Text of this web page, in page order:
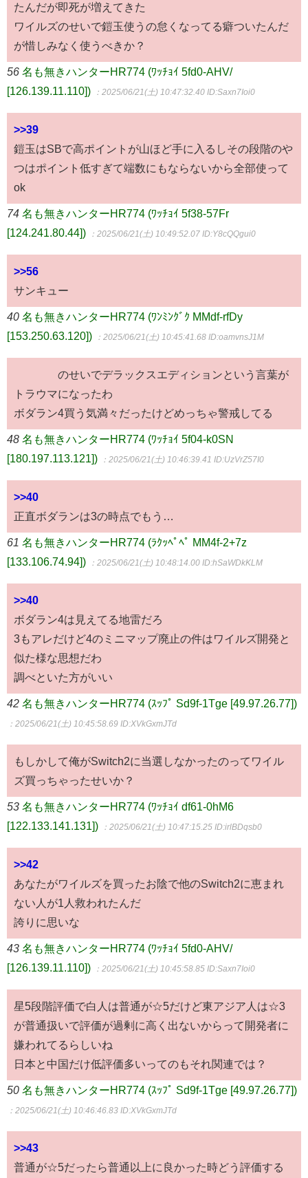
たんだが即死が増えてきた
ワイルズのせいで鎧玉使うの怠くなってる癖ついたんだ
が惜しみなく使うべきか？
56 名も無きハンターHR774 (ﾜｯﾁｮｲ 5fd0-AHV/
[126.139.11.110])
：2025/06/21(土) 10:47:32.40 ID:Saxn7Ioi0
>>39
鎧玉はSBで高ポイントが山ほど手に入るしその段階のや
つはポイント低すぎて端数にもならないから全部使って
ok
74 名も無きハンターHR774 (ﾜｯﾁｮｲ 5f38-57Fr
[124.241.80.44])
：2025/06/21(土) 10:49:52.07 ID:Y8cQQgui0
>>56
サンキュー
40 名も無きハンターHR774 (ﾜﾝﾐﾝｸﾞｸ MMdf-rfDy
[153.250.63.120])
：2025/06/21(土) 10:45:41.68 ID:oamvnsJ1M
のせいでデラックスエディションという言葉が
トラウマになったわ
ボダラン4買う気満々だったけどめっちゃ警戒してる
48 名も無きハンターHR774 (ﾜｯﾁｮｲ 5f04-k0SN
[180.197.113.121])
：2025/06/21(土) 10:46:39.41 ID:UzVrZ57I0
>>40
正直ボダランは3の時点でもう…
61 名も無きハンターHR774 (ﾗｸｯﾍﾟﾍﾟ MM4f-2+7z
[133.106.74.94])
：2025/06/21(土) 10:48:14.00 ID:hSaWDkKLM
>>40
ボダラン4は見えてる地雷だろ
3もアレだけど4のミニマップ廃止の件はワイルズ開発と
似た様な思想だわ
調べといた方がいい
42 名も無きハンターHR774 (ｽｯﾌﾟ Sd9f-1Tge [49.97.26.77])
：2025/06/21(土) 10:45:58.69 ID:XVkGxmJTd
もしかして俺がSwitch2に当選しなかったのってワイル
ズ買っちゃったせいか？
53 名も無きハンターHR774 (ﾜｯﾁｮｲ df61-0hM6
[122.133.141.131])
：2025/06/21(土) 10:47:15.25 ID:irlBDqsb0
>>42
あなたがワイルズを買ったお陰で他のSwitch2に恵まれ
ない人が1人救われたんだ
誇りに思いな
43 名も無きハンターHR774 (ﾜｯﾁｮｲ 5fd0-AHV/
[126.139.11.110])
：2025/06/21(土) 10:45:58.85 ID:Saxn7Ioi0
星5段階評価で白人は普通が☆5だけど東アジア人は☆3
が普通扱いで評価が過剰に高く出ないからって開発者に
嫌われてるらしいね
日本と中国だけ低評価多いってのもそれ関連では？
50 名も無きハンターHR774 (ｽｯﾌﾟ Sd9f-1Tge [49.97.26.77])
：2025/06/21(土) 10:46:46.83 ID:XVkGxmJTd
>>43
普通が☆5だったら普通以上に良かった時どう評価する